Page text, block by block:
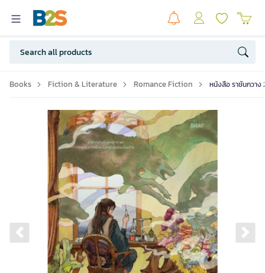
Books Fiction & Literature Romance Fiction หนังสือ ราชันกวา
Previous slide